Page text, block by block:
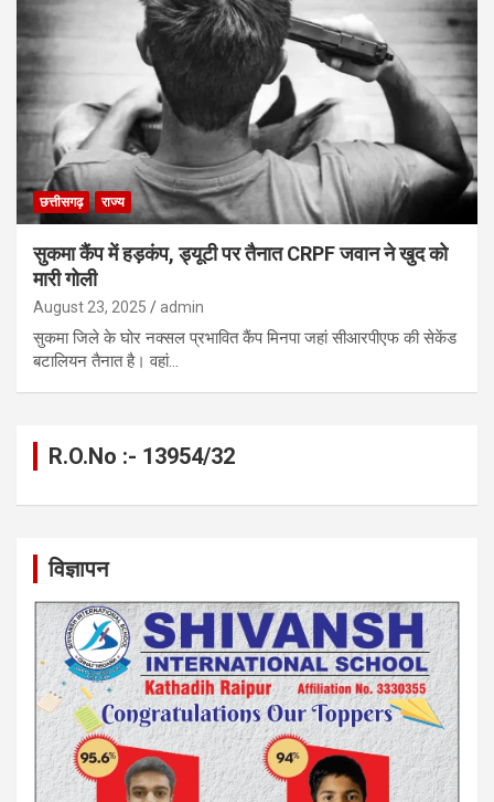
छत्तीसगढ़ राज्य
सुकमा कैंप में हड़कंप, ड्यूटी पर तैनात CRPF जवान ने खुद को
मारी गोली
August 23, 2025 admin
सुकमा जिले के घोर नक्सल प्रभावित कैंप मिनपा जहां सीआरपीएफ की सेकेंड
बटालियन तैनात है। वहां…
R.O.No :- 13954/32
विज्ञापन